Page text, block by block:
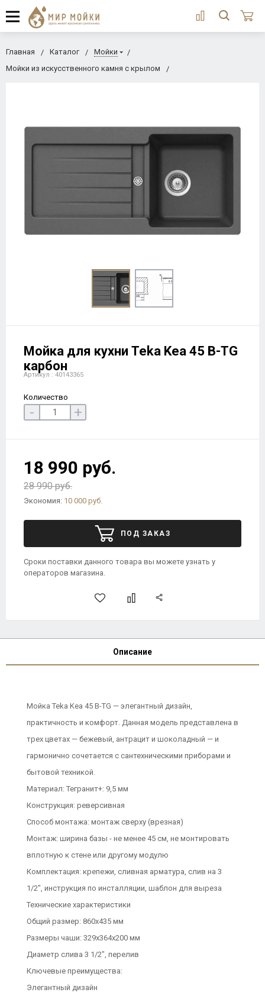
Главная Каталог
Мойки
Мойки из искусственного камня с крылом
Мойка для кухни Teka Kea 45 B-TG
карбон
Артикул : 40143365
Количество
- +
18 990 руб.
28 990 руб.
Экономия: 10 000 руб.
ПОД ЗАКАЗ
Сроки поставки данного товара вы можете узнать у
операторов магазина.
Описание
Мойка Teka Kea 45 B-TG — элегантный дизайн,
практичность и комфорт. Данная модель представлена в
трех цветах — бежевый, антрацит и шоколадный — и
гармонично сочетается с сантехническими приборами и
бытовой техникой.
Материал: Тегранит+: 9,5 мм
Конструкция: реверсивная
Способ монтажа: монтаж сверху (врезная)
Монтаж: ширина базы - не менее 45 см, не монтировать
вплотную к стене или другому модулю
Комплектация: крепежи, сливная арматура, слив на 3
1/2", инструкция по инсталляции, шаблон для выреза
Технические характеристики
Общий размер: 860х435 мм
Размеры чаши: 329х364х200 мм
Диаметр слива 3 1/2", перелив
Ключевые преимущества:
Элегантный дизайн